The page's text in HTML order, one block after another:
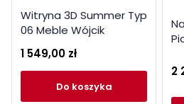
Witryna 3D Summer Typ
06 Meble Wójcik
1 549,00 zł
do koszyka
2